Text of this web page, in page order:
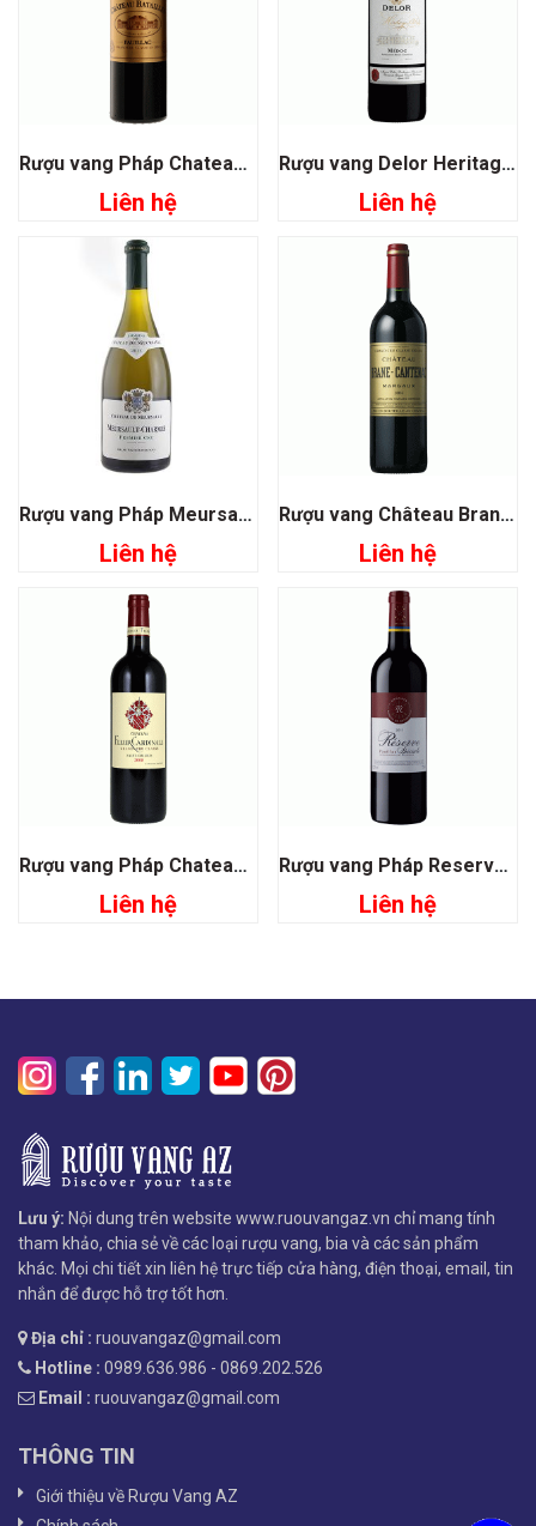
Rượu vang Pháp Chateau Batailley Pauillac
Liên hệ
Rượu vang Delor Heritage 1864 Medoc
Liên hệ
Rượu vang Pháp Meursault Charmes Premier Cru
Liên hệ
Rượu vang Château Brane Cantenac Grand Cru Classe 1855
Liên hệ
Rượu vang Pháp Chateau Fleur Cardinale
Liên hệ
Rượu vang Pháp Reserve Pauillac Speciale
Liên hệ
Lưu ý: Nội dung trên website www.ruouvangaz.vn chỉ mang tính
tham khảo, chia sẻ về các loại rượu vang, bia và các sản phẩm
khác. Mọi chi tiết xin liên hệ trực tiếp cửa hàng, điện thoại, email, tin
nhắn để được hỗ trợ tốt hơn.
Địa chỉ : ruouvangaz@gmail.com
Hotline : 0989.636.986 - 0869.202.526
Email : ruouvangaz@gmail.com
THÔNG TIN
Giới thiệu về Rượu Vang AZ